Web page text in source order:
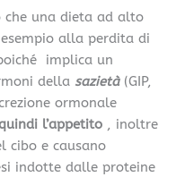
che una dieta ad alto
alla perdita di
implica un
della sazietà(GIP,
ormonale
l’appetito , inoltre
cibo e causano
indotte dalle proteine